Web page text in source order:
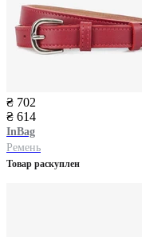
₴ 702
₴ 614
InBag
Ремень
Товар раскуплен